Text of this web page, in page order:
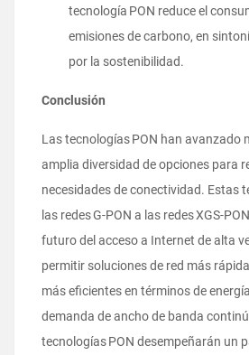
tecnología PON reduce el
emisiones de carbono, en
por la sostenibilidad.
Conclusión
Las tecnologías PON han avanzado
amplia diversidad de opciones para
necesidades de conectividad. Estas
las redes G-PON a las redes XGS-
futuro del acceso a Internet de alta
permitir soluciones de red más
más eficientes en términos de
demanda de ancho de banda
tecnologías PON desempeñarán un